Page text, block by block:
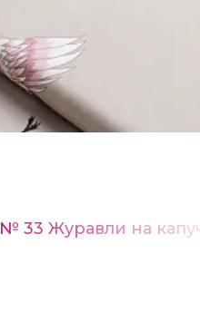
33 Журавли на